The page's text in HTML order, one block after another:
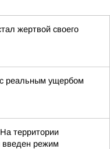
жертвой своего
реальным ущербом
территории
введен режим